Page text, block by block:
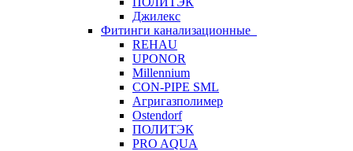
Джилекс
Фитинги канализационные
REHAU
UPONOR
Millennium
CON-PIPE SML
Агригазполимер
Ostendorf
ПОЛИТЭК
PRO AQUA